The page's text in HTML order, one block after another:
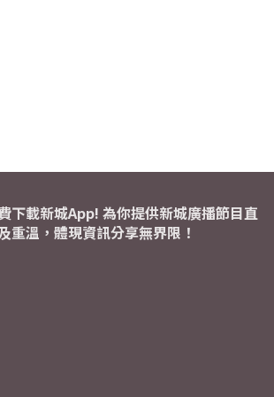
下載新城App! 為你提供新城廣播節目直
重溫，體現資訊分享無界限！